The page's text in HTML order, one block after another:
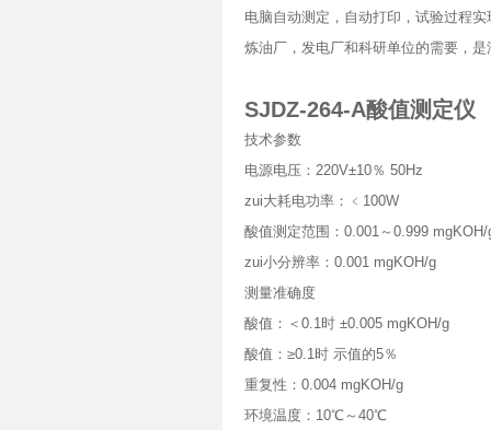
电脑自动测定，自动打印，试验过程
炼油厂，发电厂和科研单位的需要，
SJDZ-264-A酸值测定仪
技术参数
电源电压：220V±10％ 50Hz
zui大耗电功率：﹤100W
酸值测定范围：0.001～0.999 mgKOH/
zui小分辨率：0.001 mgKOH/g
测量准确度
酸值：＜0.1时 ±0.005 mgKOH/g
酸值：≥0.1时 示值的5％
重复性：0.004 mgKOH/g
环境温度：10℃～40℃